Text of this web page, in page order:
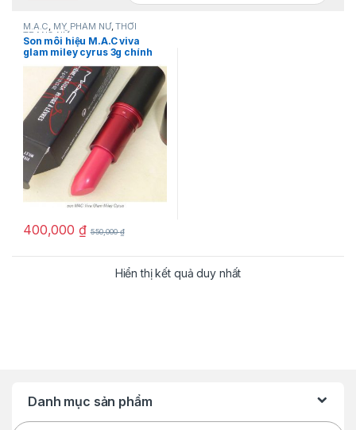
M.A.C, MỸ PHẨM NỮ,THỜI
TRANG NỮ
Son môi hiệu M.A.C viva
glam miley cyrus 3g chính
hãng 100%
400,000 ₫ 550,000₫
Hiển thị kết quả duy nhất
Danh mục sản phẩm